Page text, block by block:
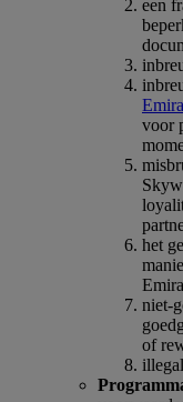
een
voor
het
niet-
of